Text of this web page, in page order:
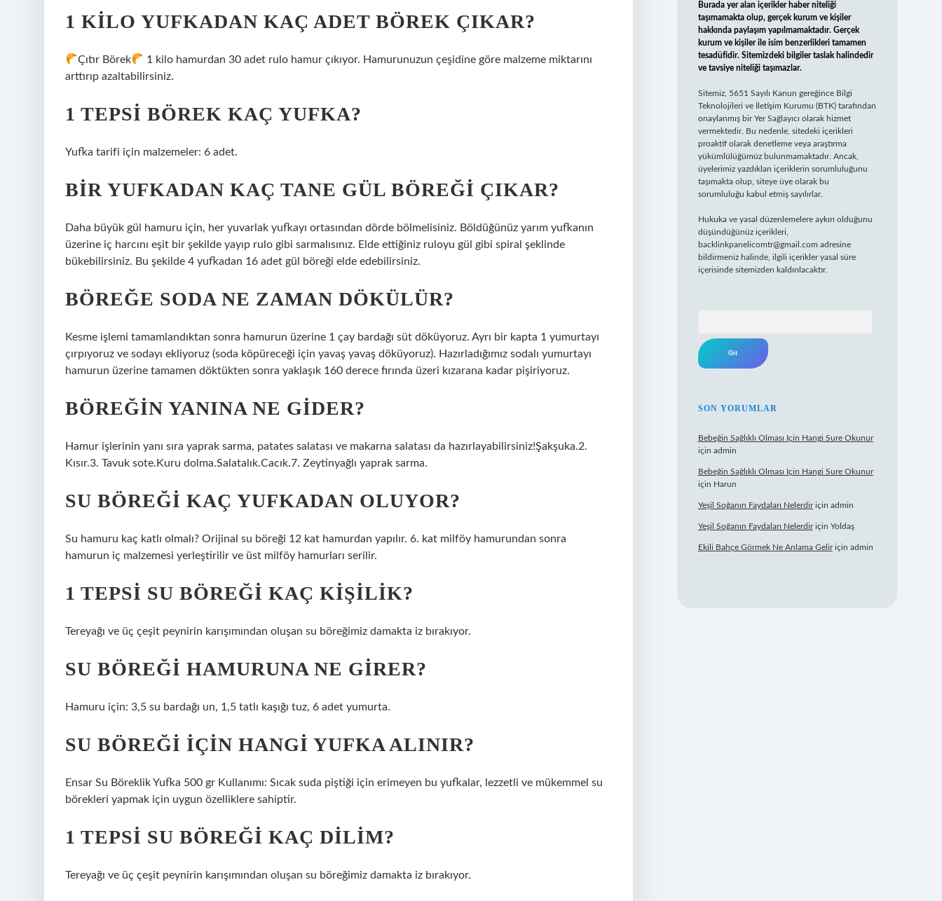
1 KILO YUFKADAN KAÇ ADET BÖREK ÇIKAR?
Çıtır Börek
1 kilo hamurdan 30 adet rulo hamur çıkıyor. Hamurunuzun çeşidine göre malzeme miktarını
arttırıp azaltabilirsiniz.
1 TEPSI BÖREK KAÇ YUFKA?
Yufka tarifi için malzemeler: 6 adet.
BIR YUFKADAN KAÇ TANE GÜL BÖREĞI ÇIKAR?
Daha büyük gül hamuru için, her yuvarlak yufkayı ortasından dörde bölmelisiniz. Böldüğünüz yarım yufkanın
üzerine iç harcını eşit bir şekilde yayıp rulo gibi sarmalısınız. Elde ettiğiniz ruloyu gül gibi spiral şeklinde
bükebilirsiniz. Bu şekilde 4 yufkadan 16 adet gül böreği elde edebilirsiniz.
BÖREĞE SODA NE ZAMAN DÖKÜLÜR?
Kesme işlemi tamamlandıktan sonra hamurun üzerine 1 çay bardağı süt döküyoruz. Ayrı bir kapta 1 yumurtayı
çırpıyoruz ve sodayı ekliyoruz (soda köpüreceği için yavaş yavaş döküyoruz). Hazırladığımız sodalı yumurtayı
hamurun üzerine tamamen döktükten sonra yaklaşık 160 derece fırında üzeri kızarana kadar pişiriyoruz.
BÖREĞIN YANINA NE GIDER?
Hamur işlerinin yanı sıra yaprak sarma, patates salatası ve makarna salatası da hazırlayabilirsiniz!Şakşuka.2.
Kısır.3. Tavuk sote.Kuru dolma.Salatalık.Cacık.7. Zeytinyağlı yaprak sarma.
SU BÖREĞI KAÇ YUFKADAN OLUYOR?
Su hamuru kaç katlı olmalı? Orijinal su böreği 12 kat hamurdan yapılır. 6. kat milföy hamurundan sonra
hamurun iç malzemesi yerleştirilir ve üst milföy hamurları serilir.
1 TEPSI SU BÖREĞI KAÇ KIŞILIK?
Tereyağı ve üç çeşit peynirin karışımından oluşan su böreğimiz damakta iz bırakıyor.
SU BÖREĞI HAMURUNA NE GIRER?
Hamuru için: 3,5 su bardağı un, 1,5 tatlı kaşığı tuz, 6 adet yumurta.
SU BÖREĞI IÇIN HANGI YUFKA ALINIR?
Ensar Su Böreklik Yufka 500 gr Kullanımı: Sıcak suda piştiği için erimeyen bu yufkalar, lezzetli ve mükemmel su
börekleri yapmak için uygun özelliklere sahiptir.
1 TEPSI SU BÖREĞI KAÇ DILIM?
Tereyağı ve üç çeşit peynirin karışımından oluşan su böreğimiz damakta iz bırakıyor.
Burada yer alan içerikler haber niteliği
taşımamakta olup, gerçek kurum ve kişiler
hakkında paylaşım yapılmamaktadır. Gerçek
kurum ve kişiler ile isim benzerlikleri tamamen
tesadüfidir. Sitemizdeki bilgiler taslak halindedir
ve tavsiye niteliği taşımazlar.
Sitemiz, 5651 Sayılı Kanun gereğince Bilgi
Teknolojileri ve İletişim Kurumu (BTK) tarafından
onaylanmış bir Yer Sağlayıcı olarak hizmet
vermektedir. Bu nedenle, sitedeki içerikleri
proaktif olarak denetleme veya araştırma
yükümlülüğümüz bulunmamaktadır. Ancak,
üyelerimiz yazdıkları içeriklerin sorumluluğunu
taşımakta olup, siteye üye olarak bu
sorumluluğu kabul etmiş sayılırlar.
Hukuka ve yasal düzenlemelere aykırı olduğunu
düşündüğünüz içerikleri,
backlinkpanelicomtr@gmail.com adresine
bildirmeniz halinde, ilgili içerikler yasal süre
içerisinde sitemizden kaldırılacaktır.
SON YORUMLAR
Bebeğin Sağlıklı Olması Için Hangi Sure Okunur
için admin
Bebeğin Sağlıklı Olması Için Hangi Sure Okunur
için Harun
Yeşil Soğanın Faydaları Nelerdiriçin admin
Yeşil Soğanın Faydaları Nelerdiriçin Yoldaş
Ekili Bahçe Görmek Ne Anlama Geliriçin admin